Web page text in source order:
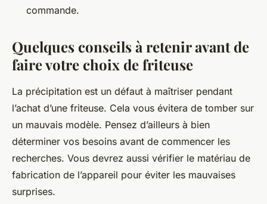
commande.
Quelques conseils à retenir avant de
faire votre choix de friteuse
La précipitation est un défaut à maîtriser pendant
l’achat d’une friteuse. Cela vous évitera de tomber sur
un mauvais modèle. Pensez d’ailleurs à bien
déterminer vos besoins avant de commencer les
recherches. Vous devrez aussi vérifier le matériau de
fabrication de l’appareil pour éviter les mauvaises
surprises.